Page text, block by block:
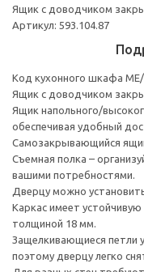
Ящик с доводчиком
Артикул: 593.104.87
Код кухонного шкафа
Ящик с доводчиком
Ящик напольного/
обеспечивая удобный
Cамозакрывающийся
Съемная полка –
вашими потребностями.
Дверцу можно установить
Каркас имеет
толщиной 18 мм.
Защелкивающиеся петли
поэтому дверцу легко